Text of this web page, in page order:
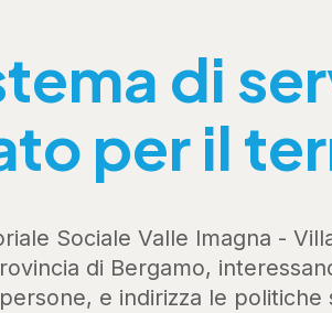
di
per il
Sociale Valle Imagna -
di Bergamo,
e indirizza le politiche